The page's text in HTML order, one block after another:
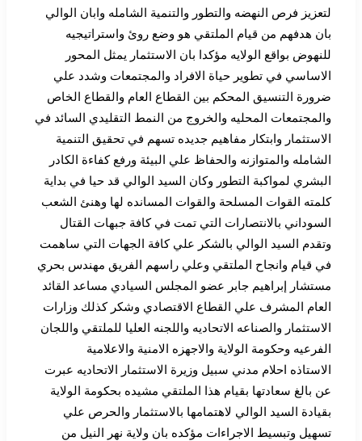
لتعزيز فرص النهضه والتطور والتنمية الشامله وابان الوالي
بان هدفهم من قيام الملتقي هو وضع روئ واستراتيجيه
للنهوض بواقع الولايه مؤكدا بان الاستثمار يمثل المحور
الاساسي في تطوير حياة الافراد والمجتمعات وشدد علي
ضرورة التنسيق المحكم بين القطاع العام والقطاع الخاص
والمجتمعات المحليه والخروج من النمط التقليدي السائد في
الاستثمار وابتكار مفاهيم جديده تسهم في تحقيق التنمية
الشامله والمتوازنه والحفاظ علي البيئة ورفع كفاءة الكادر
البشري لمواكبة التطور وكان السيد الوالي قد حيا في بداية
كلمته القوات المسلحة والقوات المسانده لها وهنئ الشعب
السوداني بالانتصارات التي تمت في كافة جبهات القتال
وتقدم السيد الوالي بالشكر علي كافة الجهات التي ساهمت
في قيام وانجاح الملتقي وعلي راسهم الفريق مهندس بحري
مستشار إبراهيم جابر عضو المجلس السيادي مساعد القائد
العام المشرف علي القطاع الاقتصادي وشكر كذلك وزارات
الاستثمار والصناعه الاتحاديه واللجنه العليا للملتقي واللجان
الفرعيه وحكومة الولاية والاجهزه الامنية والاعلامية
الاستاذه احلام مدني سبيل وزيرة الاستثمار الاتحاديه عبرت
عن بالغ سعادتها بقيام هذا الملتقي مشيده بحكومة الولاية
بقيادة السيد الوالي لاهتمامها بالاستثمار والحرص علي
تسهيل وتبسيط الاجراءات مؤكده بان ولاية نهر النيل من